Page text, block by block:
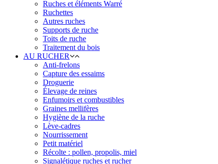
Ruches et éléments Warré
Ruchettes
Autres ruches
Supports de ruche
Toits de ruche
Traitement du bois
AU RUCHER
Anti-frelons
Capture des essaims
Droguerie
Élevage de reines
Enfumoirs et combustibles
Graines mellifères
Hygiène de la ruche
Lève-cadres
Nourrissement
Petit matériel
Récolte : pollen, propolis, miel
Signalétique ruches et rucher